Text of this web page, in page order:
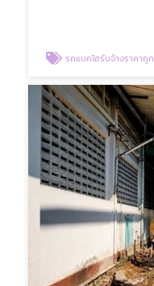
รถแบคโฮรับจ้างราคาถูก